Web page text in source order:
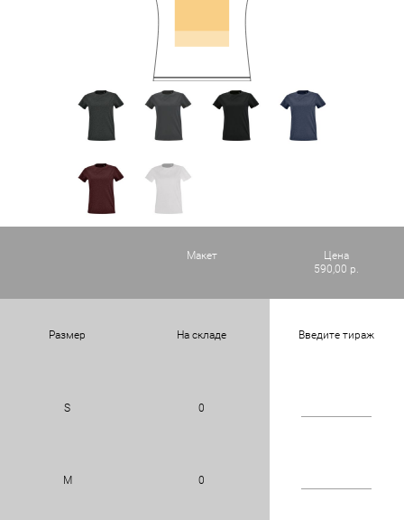
Макет
Цена
590,00 р.
Размер На складе Введите тираж
S 0
M 0